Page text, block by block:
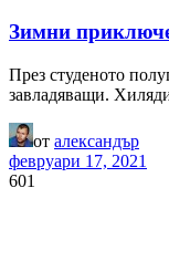
Зимни
През студеното
завладяващи.
от александър
февруари 17, 2021
601